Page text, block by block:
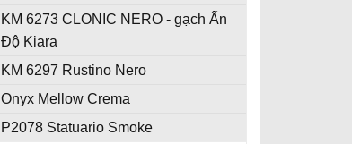
KM 6273 CLONIC NERO - gạch Ấn
Độ Kiara
KM 6297 Rustino Nero
Onyx Mellow Crema
P2078 Statuario Smoke